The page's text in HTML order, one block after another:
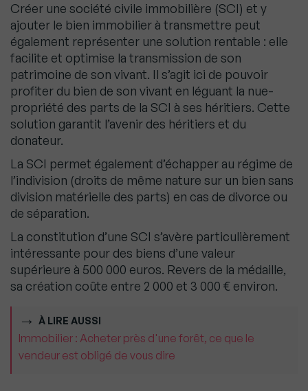
Créer une société civile immobilière (SCI) et y
ajouter le bien immobilier à transmettre peut
également représenter une solution rentable : elle
facilite et optimise la transmission de son
patrimoine de son vivant. Il s’agit ici de pouvoir
profiter du bien de son vivant en léguant la nue-
propriété des parts de la SCI à ses héritiers. Cette
solution garantit l’avenir des héritiers et du
donateur.
La SCI permet également d’échapper au régime de
l’indivision (droits de même nature sur un bien sans
division matérielle des parts) en cas de divorce ou
de séparation.
La constitution d’une SCI s’avère particulièrement
intéressante pour des biens d’une valeur
supérieure à 500 000 euros. Revers de la médaille,
sa création coûte entre 2 000 et 3 000 € environ.
À LIRE AUSSI
Immobilier : Acheter près d'une forêt, ce que le
vendeur est obligé de vous dire